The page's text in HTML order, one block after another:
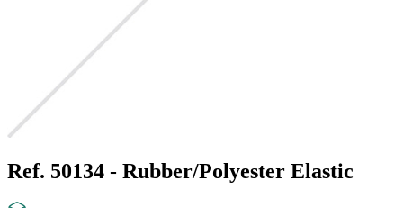
Ref. 50134 - Rubber/Polyester Elastic